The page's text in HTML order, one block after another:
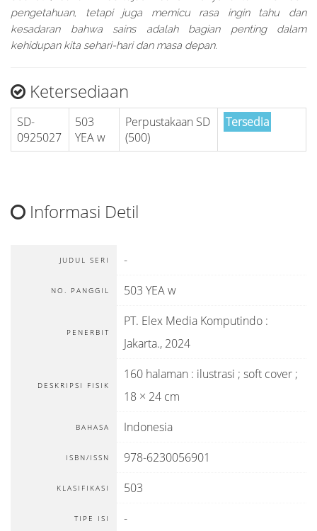
pengetahuan, tetapi juga memicu rasa ingin tahu dan
kesadaran bahwa sains adalah bagian penting dalam
kehidupan kita sehari-hari dan masa depan.
Ketersediaan
SD-
0925027
503
YEA w
Perpustakaan SD
(500)
Tersedia
Informasi Detil
JUDUL SERI -
NO. PANGGIL 503 YEA w
PENERBIT
PT. Elex Media Komputindo :
Jakarta., 2024
DESKRIPSI FISIK
160 halaman : ilustrasi ; soft cover ;
18 × 24 cm
BAHASA Indonesia
ISBN/ISSN 978-6230056901
KLASIFIKASI 503
TIPE ISI -